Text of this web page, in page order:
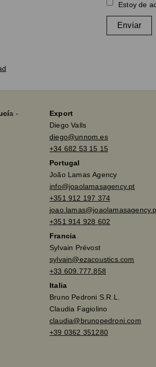
Estoy de
Enviar
a -
Export
Diego Valls
diego@unnom.es
+34 682 53 15 15
Portugal
João Lamas Agency
info@joaolamasagency.pt
+351 912 197 374
+351 914 928 602
Francia
Sylvain Prévost
sylvain@ezacoustics.com
+33 609.777.858
Italia
Bruno Pedroni S.R.L.
Claudia Fagiolino
claudia@brunopedroni.com
+39 0362 351280